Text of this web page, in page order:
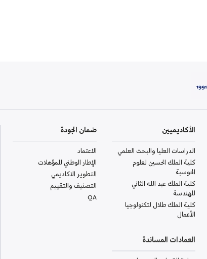
الأكاديميين
الدراسات العليا والبحث العلمي
كلية الملك الحسين لعلوم
الحوسبة
كلية الملك عبد الله الثاني
للهندسة
كلية الملك طلال لتكنولوجيا
الأعمال
ضمان الجودة
الاعتماد
الإطار الوطني للمؤهلات
التطوير الاكاديمي
التصنيف والتقييم
QA
العمادات المساندة